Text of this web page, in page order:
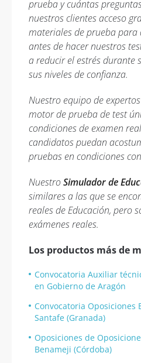
prueba y cuántas
nuestros clientes acceso
materiales de prueba
antes de hacer nuestros
a reducir el estrés durante
sus niveles de confianza.
Nuestro equipo de
motor de prueba de test
condiciones de examen
candidatos puedan
pruebas en condiciones
NuestroSimulador de
similares a las que se
reales de Educación, pero
exámenes reales.
Los productos más de
Convocatoria Auxiliar
en Gobierno de Aragón
Convocatoria Oposiciones
Santafe (Granada)
Oposiciones de
Benameji (Córdoba)